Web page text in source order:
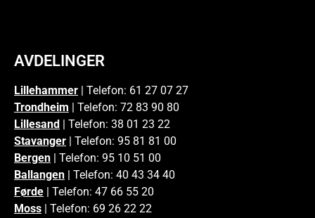
AVDELINGER
Lillehammer | Telefon: 61 27 07 27
Trondheim | Telefon: 72 83 90 80
Lillesand
| Telefon: 38 01 23 22
Stavanger | Telefon: 95 81 81 00
Bergen | Telefon: 95 10 51 00
Ballangen | Telefon: 40 43 34 40
Førde | Telefon: 47 66 55 20
Moss | Telefon: 69 26 22 22